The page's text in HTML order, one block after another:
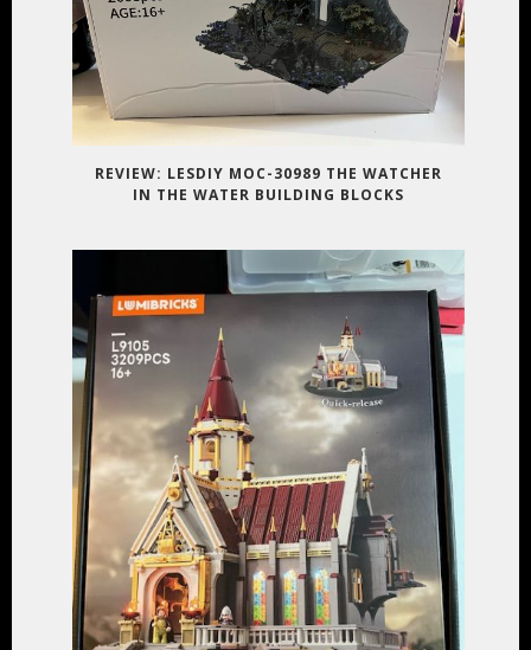
REVIEW: LESDIY MOC-30989 THE WATCHER
IN THE WATER BUILDING BLOCKS